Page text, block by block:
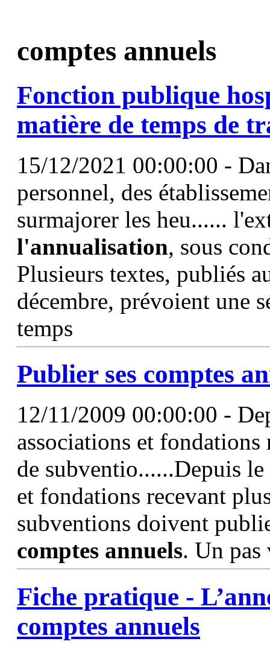
comptes annuels
Fonction publique
matière de temps de
15/12/2021 00:00:00 -
personnel, des
surmajorer les heu......
l'annualisation, sous
Plusieurs textes, publiés
décembre, prévoient une
temps
Publier ses comptes
12/11/2009 00:00:00 -
associations et
de subventio......Depuis
et fondations recevant
subventions doivent
comptes annuels. Un pas
Fiche pratique -
comptes annuels